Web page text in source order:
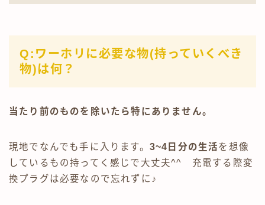
Q:ワーホリに必要な物(持っていくべき
物)は何？
当たり前のものを除いたら特にありません。
現地でなんでも手に入ります。 3~4日分の生活を想像
しているもの持ってく感じで大丈夫^^ 充電する際変
換プラグは必要なので忘れずに♪